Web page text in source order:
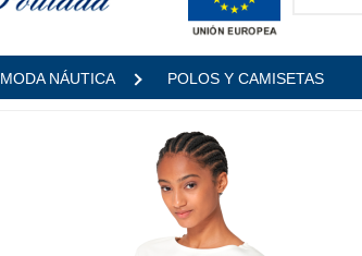
MODA NÁUTICA POLOS Y CAMISETAS